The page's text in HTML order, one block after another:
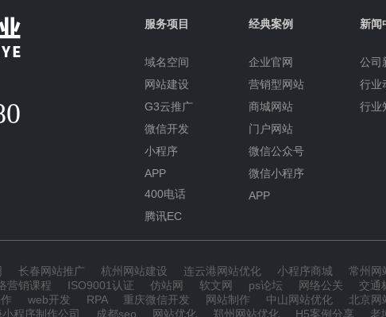
服务项目
域名空间
网站建设
G3云推广
微信开发
小程序
APP
400电话
腾讯EC
经典案例
企业官网
营销型网站
商城网站
门户网站
微信公众号
微信小程序
APP
新闻
公司
行业
行业
长春网站推广 杭州网站建设 连云港网站优化 小程序商城 常州网
营销课程 ISO9001认证 仿站网 软文网 ps论坛 网络公关 交通
web开发 RPA 重庆微信开发 网站制作 中山网站优化 北京网
小程序制作公司 成都seo 网站优化 郑州网站优化 H5案例分享 老